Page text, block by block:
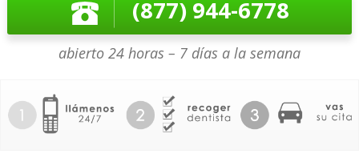
(877) 944-6778
abierto 24 horas – 7 días a la semana